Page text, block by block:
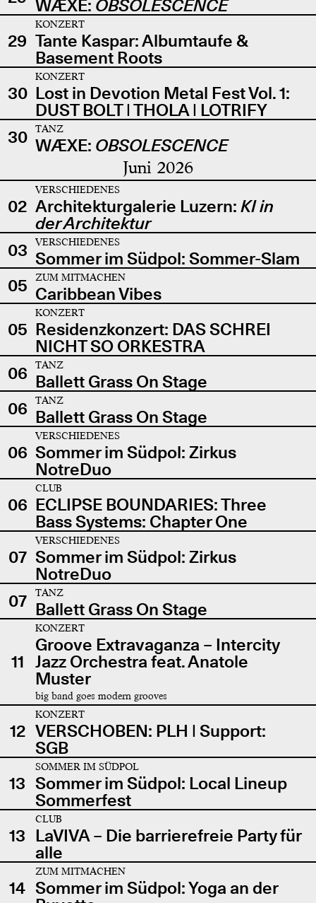
WÆXE: OBSOLESCENCE
29
KONZERT
Tante Kaspar: Albumtaufe &
Basement Roots
30
KONZERT
Lost in Devotion Metal Fest Vol. 1:
DUST BOLT | THOLA | LOTRIFY
30
TANZ
WÆXE: OBSOLESCENCE
Juni 2026
02
VERSCHIEDENES
Architekturgalerie Luzern: KI in
der Architektur
03
VERSCHIEDENES
Sommer im Südpol: Sommer-Slam
05
ZUM MITMACHEN
Caribbean Vibes
05
KONZERT
Residenzkonzert: DAS SCHREI
NICHT SO ORKESTRA
06
TANZ
Ballett Grass On Stage
06
TANZ
Ballett Grass On Stage
06
VERSCHIEDENES
Sommer im Südpol: Zirkus
NotreDuo
06
CLUB
ECLIPSE BOUNDARIES: Three
Bass Systems: Chapter One
07
VERSCHIEDENES
Sommer im Südpol: Zirkus
NotreDuo
07
TANZ
Ballett Grass On Stage
11
KONZERT
Groove Extravaganza – Intercity
Jazz Orchestra feat. Anatole
Muster
big band goes modern grooves
12
KONZERT
VERSCHOBEN: PLH | Support:
SGB
13
SOMMER IM SÜDPOL
Sommer im Südpol: Local Lineup
Sommerfest
13
CLUB
LaVIVA – Die barrierefreie Party für
alle
14
ZUM MITMACHEN
Sommer im Südpol: Yoga an der